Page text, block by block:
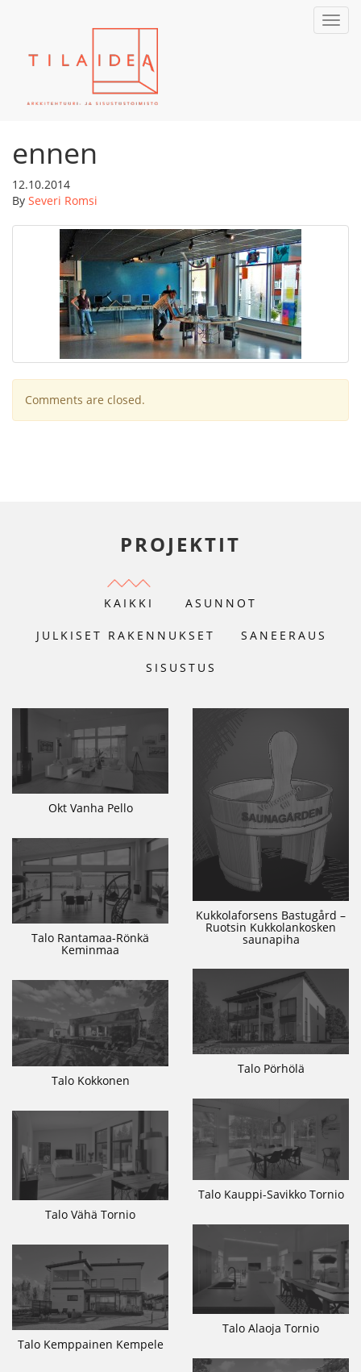
ennen
12.10.2014
By Severi Romsi
Comments are closed.
PROJEKTIT
KAIKKI ASUNNOT
JULKISET RAKENNUKSET SANEERAUS
SISUSTUS
Okt Vanha Pello
Kukkolaforsens Bastugård –
Ruotsin Kukkolankosken
saunapiha
Talo Rantamaa-Rönkä
Keminmaa
Talo Pörhölä
Talo Kokkonen
Talo Kauppi-Savikko Tornio
Talo Vähä Tornio
Talo Alaoja Tornio
Talo Kemppainen Kempele